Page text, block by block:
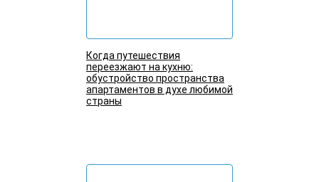
Когда путешествия
переезжают на кухню:
обустройство пространства
апартаментов в духе любимой
страны